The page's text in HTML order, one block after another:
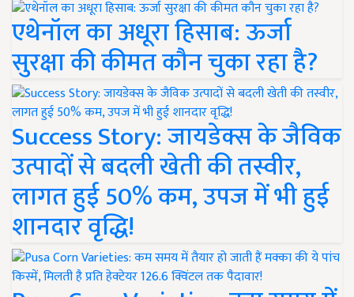
एथेनॉल का अधूरा हिसाब: ऊर्जा
सुरक्षा की कीमत कौन चुका रहा है?
Success Story: जायडेक्स के जैविक
उत्पादों से बदली खेती की तस्वीर,
लागत हुई 50% कम, उपज में भी हुई
शानदार वृद्धि!